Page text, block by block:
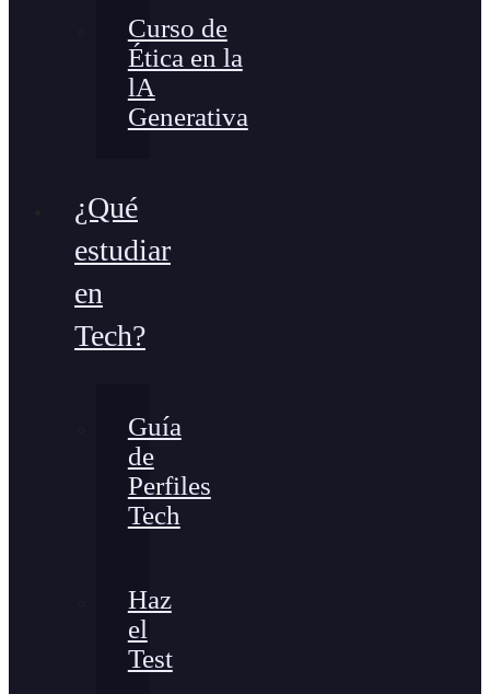
Curso de
Ética en la
lA
Generativa
¿Qué
estudiar
en
Tech?
Guía
de
Perfiles
Tech
Haz
el
Test